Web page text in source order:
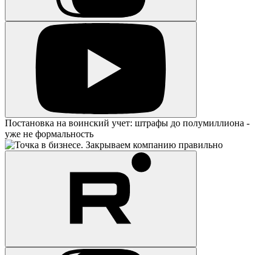
Постановка на воинский учет: штрафы до полумиллиона -
уже не формальность